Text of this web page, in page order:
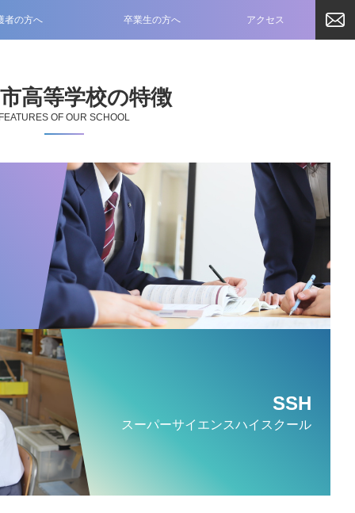
者の方へ 卒業生の方へ アクセス
高等学校の特徴
OF OUR SCHOOL
SSH
スーパーサイエンスハイスクール